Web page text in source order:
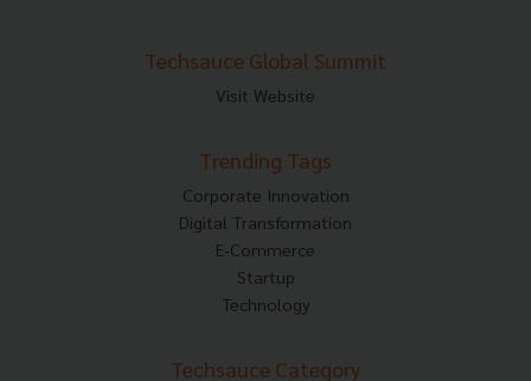
Techsauce Global Summit
Visit Website
Trending Tags
Corporate Innovation
Digital Transformation
E-Commerce
Startup
Technology
Techsauce Category